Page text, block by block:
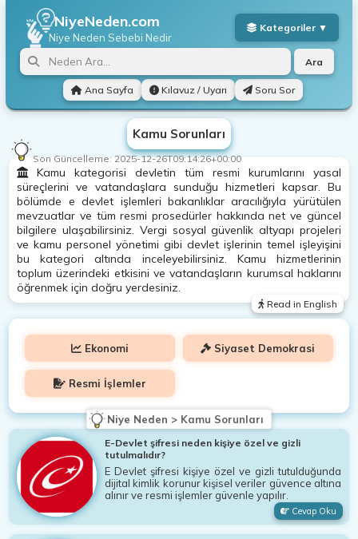
NiyeNeden.com
Niye Neden Sebebi Nedir
Ana Sayfa Kılavuz / Uyarı Soru Sor
Ara
Kamu Sorunları
Kamu kategorisi devletin tüm resmi kurumlarını yasal
süreçlerini ve vatandaşlara sunduğu hizmetleri kapsar. Bu
bölümde e devlet işlemleri bakanlıklar aracılığıyla yürütülen
mevzuatlar ve tüm resmi prosedürler hakkında net ve güncel
bilgilere ulaşabilirsiniz. Vergi sosyal güvenlik altyapı projeleri
ve kamu personel yönetimi gibi devlet işlerinin temel işleyişini
bu kategori altında inceleyebilirsiniz. Kamu hizmetlerinin
toplum üzerindeki etkisini ve vatandaşların kurumsal haklarını
öğrenmek için doğru yerdesiniz.
Son Güncelleme:2025-12-26T09:14:26+00:00
Read in English
Ekonomi Siyaset Demokrasi
Resmi İşlemler
Niye Neden > Kamu Sorunları
E-Devlet şifresi neden kişiye özel ve gizli
tutulmalıdır?
E Devlet şifresi kişiye özel ve gizli tutulduğunda
dijital kimlik korunur kişisel veriler güvence altına
alınır ve resmi işlemler güvenle yapılır.
Cevap Oku